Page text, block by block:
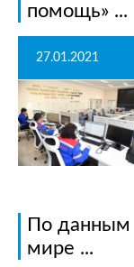
помощь» ...
27.01.2021
По данным
мире ...